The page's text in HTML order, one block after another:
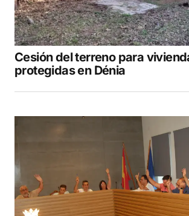
Cesión del terreno para
protegidas en Dénia